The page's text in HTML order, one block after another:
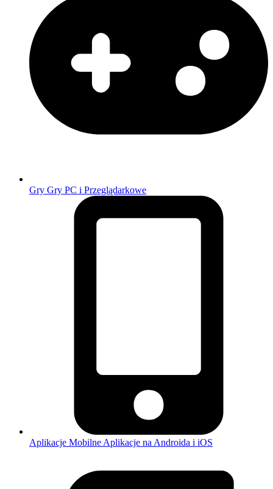
Gry Gry PC i Przeglądarkowe
Aplikacje Mobilne Aplikacje na Androida i iOS